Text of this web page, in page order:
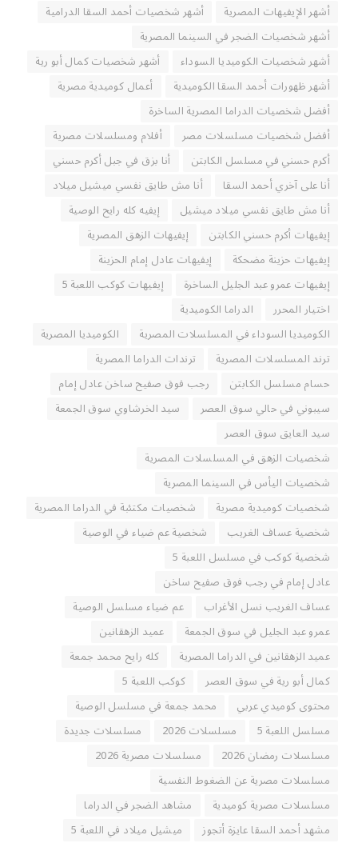
أشهر الإيفيهات المصرية
أشهر شخصيات أحمد السقا الدرامية
أشهر شخصيات الضجر في السينما المصرية
أشهر شخصيات الكوميديا السوداء
أشهر شخصيات كمال أبو رية
أشهر ظهورات أحمد السقا الكوميدية
أعمال كوميدية مصرية
أفضل شخصيات الدراما المصرية الساخرة
أفضل شخصيات مسلسلات مصر
أفلام ومسلسلات مصرية
أكرم حسني في مسلسل الكابتن
أنا بزق في جبل أكرم حسني
أنا على آخري أحمد السقا
أنا مش طايق نفسي ميشيل ميلاد
أنا مش طايق نفسي ميلاد ميشيل
إيفيه كله رايح الوصية
إيفيهات أكرم حسني الكابتن
إيفيهات الزهق المصرية
إيفيهات حزينة مضحكة
إيفيهات عادل إمام الحزينة
إيفيهات عمرو عبد الجليل الساخرة
إيفيهات كوكب اللعبة 5
اختيار المحرر
الدراما الكوميدية
الكوميديا السوداء في المسلسلات المصرية
الكوميديا المصرية
ترند المسلسلات المصرية
ترندات الدراما المصرية
حسام مسلسل الكابتن
رجب فوق صفيح ساخن عادل إمام
سيبوني في حالي سوق العصر
سيد الخرشاوي سوق الجمعة
سيد العايق سوق العصر
شخصيات الزهق في المسلسلات المصرية
شخصيات اليأس في السينما المصرية
شخصيات كوميدية مصرية
شخصيات مكتئبة في الدراما المصرية
شخصية عساف الغريب
شخصية عم ضياء في الوصية
شخصية كوكب في مسلسل اللعبة 5
عادل إمام في رجب فوق صفيح ساخن
عساف الغريب نسل الأغراب
عم ضياء مسلسل الوصية
عمرو عبد الجليل في سوق الجمعة
عميد الزهقانين
عميد الزهقانين في الدراما المصرية
كله رايح محمد جمعة
كمال أبو رية في سوق العصر
كوكب اللعبة 5
محتوى كوميدي عربي
محمد جمعة في مسلسل الوصية
مسلسل اللعبة 5
مسلسلات 2026
مسلسلات جديدة
مسلسلات رمضان 2026
مسلسلات مصرية 2026
مسلسلات مصرية عن الضغوط النفسية
مسلسلات مصرية كوميدية
مشاهد الضجر في الدراما
مشهد أحمد السقا عايزة أتجوز
ميشيل ميلاد في اللعبة 5